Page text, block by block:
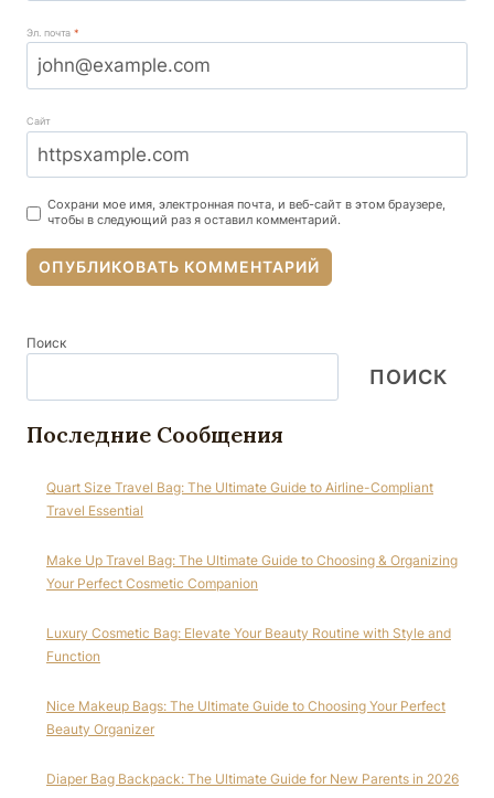
Эл. почта *
Сайт
Сохрани мое имя, электронная почта, и веб-сайт в этом браузере,
чтобы в следующий раз я оставил комментарий.
Поиск
ПОИСК
Последние Сообщения
Quart Size Travel Bag: The Ultimate Guide to Airline-Compliant
Travel Essential
Make Up Travel Bag: The Ultimate Guide to Choosing & Organizing
Your Perfect Cosmetic Companion
Luxury Cosmetic Bag: Elevate Your Beauty Routine with Style and
Function
Nice Makeup Bags: The Ultimate Guide to Choosing Your Perfect
Beauty Organizer
Diaper Bag Backpack: The Ultimate Guide for New Parents in 2026